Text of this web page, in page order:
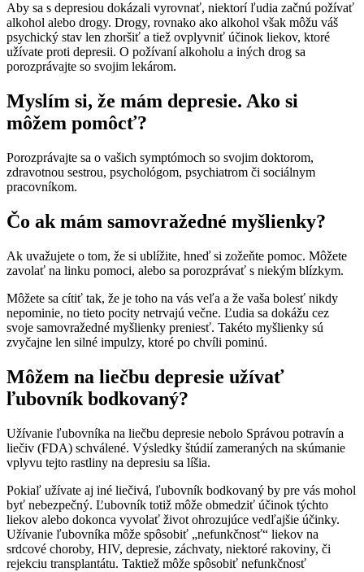
Aby sa s depresiou dokázali vyrovnať, niektorí ľudia začnú požívať
alkohol alebo drogy. Drogy, rovnako ako alkohol však môžu váš
psychický stav len zhoršiť a tiež ovplyvniť účinok liekov, ktoré
užívate proti depresii. O požívaní alkoholu a iných drog sa
porozprávajte so svojim lekárom.
Myslím si, že mám depresie. Ako si
môžem pomôcť?
Porozprávajte sa o vašich symptómoch so svojim doktorom,
zdravotnou sestrou, psychológom, psychiatrom či sociálnym
pracovníkom.
Čo ak mám samovražedné myšlienky?
Ak uvažujete o tom, že si ublížite, hneď si zožeňte pomoc. Môžete
zavolať na linku pomoci, alebo sa porozprávať s niekým blízkym.
Môžete sa cítiť tak, že je toho na vás veľa a že vaša bolesť nikdy
nepominie, no tieto pocity netrvajú večne. Ľudia sa dokážu cez
svoje samovražedné myšlienky preniesť. Takéto myšlienky sú
zvyčajne len silné impulzy, ktoré po chvíli pominú.
Môžem na liečbu depresie užívať
ľubovník bodkovaný?
Užívanie ľubovníka na liečbu depresie nebolo Správou potravín a
liečiv (FDA) schválené. Výsledky štúdií zameraných na skúmanie
vplyvu tejto rastliny na depresiu sa líšia.
Pokiaľ užívate aj iné liečivá, ľubovník bodkovaný by pre vás mohol
byť nebezpečný. Ľubovník totiž môže obmedziť účinok týchto
liekov alebo dokonca vyvolať život ohrozujúce vedľajšie účinky.
Užívanie ľubovníka môže spôsobiť „nefunkčnosť“ liekov na
srdcové choroby, HIV, depresie, záchvaty, niektoré rakoviny, či
rejekciu transplantátu. Taktiež môže spôsobiť nefunkčnosť